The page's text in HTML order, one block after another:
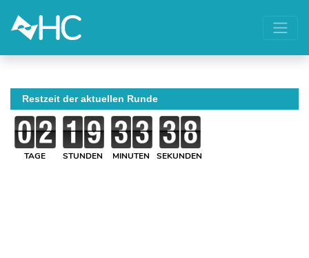
Restzeit der aktuellen Runde
TAGE STUNDEN MINUTEN SEKUNDEN